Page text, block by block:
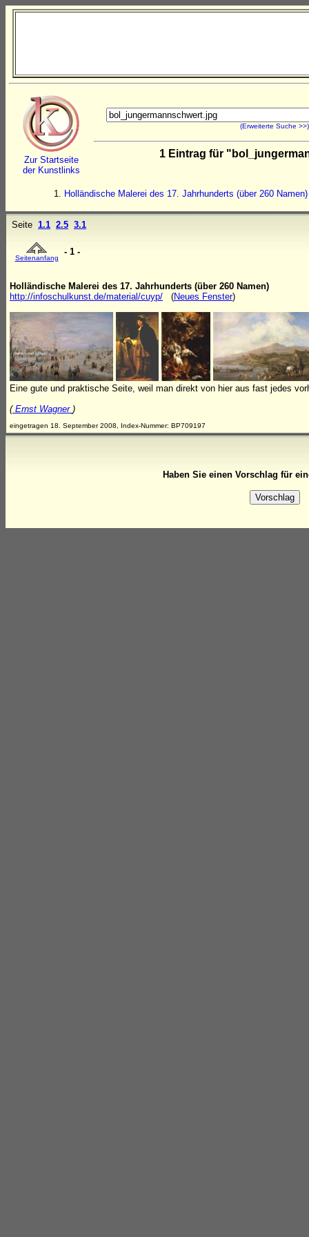
Zur Startseite
der Kunstlinks
(Erweiterte Suche >>)
1 Eintrag für
Holländische Malerei des 17. Jahrhunderts (über 260 Namen)
Seite 1.1 2.5 3.1
Seitenanfang
- 1 -
Holländische Malerei des 17. Jahrhunderts (über 260 Namen)
http://infoschulkunst.de/material/cuyp/ (Neues Fenster)
Eine gute und praktische Seite, weil man direkt von hier aus fast jedes
(Ernst Wagner )
eingetragen 18. September 2008, Index-Nummer: BP709197
Haben Sie einen Vorschlag für